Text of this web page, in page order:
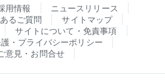
用情報
ニュースリリース
るご質問
サイトマップ
サイトについて・免責事項
・プライバシーポリシー
意見・お問合せ